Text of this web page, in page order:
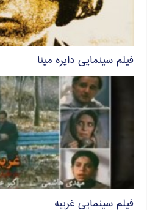
فیلم سینمایی دایره مینا
فیلم سینمایی غریبه